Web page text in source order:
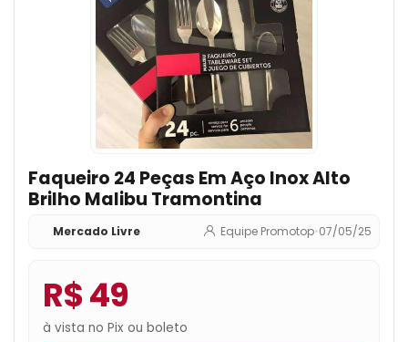
Faqueiro 24 Peças Em Aço Inox Alto
Brilho Malibu Tramontina
Mercado Livre Equipe Promotop•07/05/25
R$ 49
à vista no Pix ou boleto